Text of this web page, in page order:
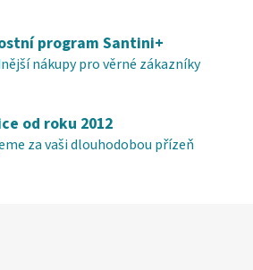
p
i
program Santini+
nákupy pro věrné zákazníky
od roku 2012
za vaši dlouhodobou přízeň